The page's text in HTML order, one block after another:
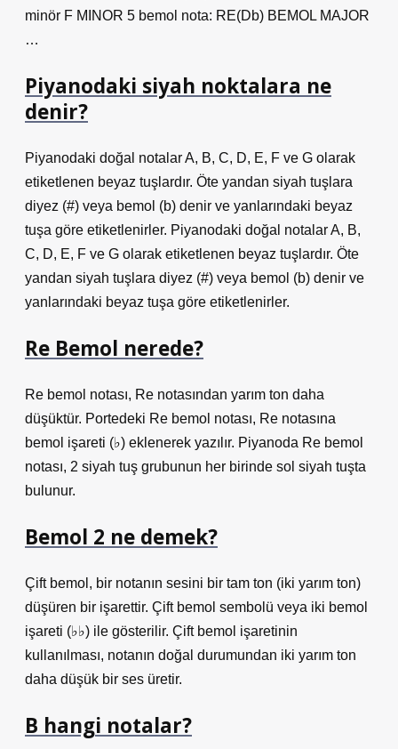
minör F MINOR 5 bemol nota: RE(Db) BEMOL MAJOR
…
Piyanodaki siyah noktalara ne
denir?
Piyanodaki doğal notalar A, B, C, D, E, F ve G olarak
etiketlenen beyaz tuşlardır. Öte yandan siyah tuşlara
diyez (#) veya bemol (b) denir ve yanlarındaki beyaz
tuşa göre etiketlenirler. Piyanodaki doğal notalar A, B,
C, D, E, F ve G olarak etiketlenen beyaz tuşlardır. Öte
yandan siyah tuşlara diyez (#) veya bemol (b) denir ve
yanlarındaki beyaz tuşa göre etiketlenirler.
Re Bemol nerede?
Re bemol notası, Re notasından yarım ton daha
düşüktür. Portedeki Re bemol notası, Re notasına
bemol işareti (♭) eklenerek yazılır. Piyanoda Re bemol
notası, 2 siyah tuş grubunun her birinde sol siyah tuşta
bulunur.
Bemol 2 ne demek?
Çift bemol, bir notanın sesini bir tam ton (iki yarım ton)
düşüren bir işarettir. Çift bemol sembolü veya iki bemol
işareti (♭♭) ile gösterilir. Çift bemol işaretinin
kullanılması, notanın doğal durumundan iki yarım ton
daha düşük bir ses üretir.
B hangi notalar?